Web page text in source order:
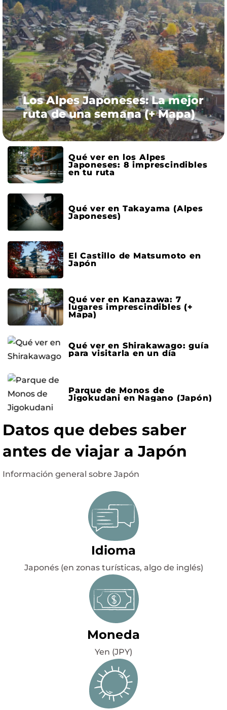
Los Alpes Japoneses: La mejor
ruta de una semana (+ Mapa)
Qué ver en los Alpes
Japoneses: 8 imprescindibles
en tu ruta
Qué ver en Takayama (Alpes
Japoneses)
El Castillo de Matsumoto en
Japón
Qué ver en Kanazawa: 7
lugares imprescindibles (+
Mapa)
Qué ver en Shirakawago: guía
para visitarla en un día
Parque de Monos de
Jigokudani en Nagano (Japón)
Datos que debes saber
antes de viajar a Japón
Información general sobre Japón
Idioma
Japonés (en zonas turísticas, algo de inglés)
Moneda
Yen (JPY)